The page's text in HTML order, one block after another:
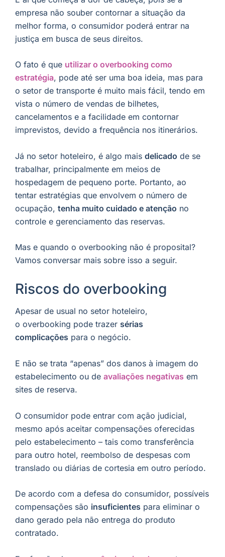
empresa não souber contornar a situação da
melhor forma, o consumidor poderá entrar na
justiça em busca de seus direitos.
O fato é que utilizar o overbooking como
estratégia, pode até ser uma boa ideia, mas para
o setor de transporte é muito mais fácil, tendo em
vista o número de vendas de bilhetes,
cancelamentos e a facilidade em contornar
imprevistos, devido a frequência nos itinerários.
Já no setor hoteleiro, é algo mais delicado de se
trabalhar, principalmente em meios de
hospedagem de pequeno porte. Portanto, ao
tentar estratégias que envolvem o número de
ocupação, tenha muito cuidado e atenção no
controle e gerenciamento das reservas.
Mas e quando o overbooking não é proposital?
Vamos conversar mais sobre isso a seguir.
Riscos do overbooking
Apesar de usual no setor hoteleiro,
o overbooking pode trazer sérias
complicações para o negócio.
E não se trata “apenas” dos danos à imagem do
estabelecimento ou de avaliações negativas em
sites de reserva.
O consumidor pode entrar com ação judicial,
mesmo após aceitar compensações oferecidas
pelo estabelecimento – tais como transferência
para outro hotel, reembolso de despesas com
translado ou diárias de cortesia em outro período.
De acordo com a defesa do consumidor, possíveis
compensações são insuficientes para eliminar o
dano gerado pela não entrega do produto
contratado.